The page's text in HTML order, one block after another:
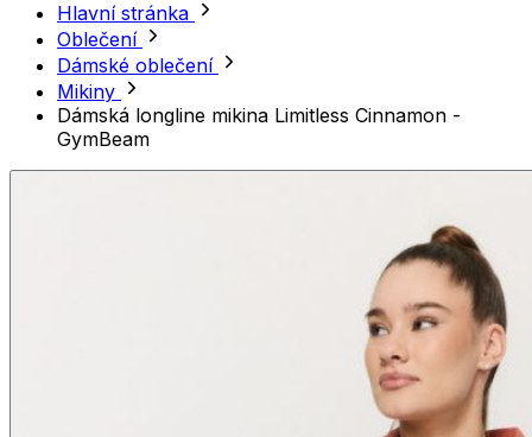
Hlavní stránka
Oblečení
Dámské oblečení
Mikiny
Dámská longline mikina Limitless Cinnamon -
GymBeam